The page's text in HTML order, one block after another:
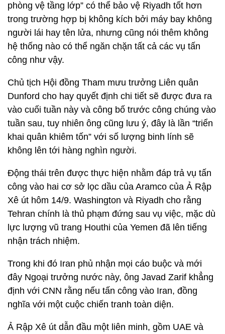
phòng vệ tầng lớp” có thể bảo vệ Riyadh tốt hơn
trong trường hợp bị không kích bởi máy bay không
người lái hay tên lửa, nhưng cũng nói thêm không
hệ thống nào có thể ngăn chặn tất cả các vụ tấn
công như vậy.
Chủ tịch Hội đồng Tham mưu trưởng Liên quân
Dunford cho hay quyết định chi tiết sẽ được đưa ra
vào cuối tuần này và công bố trước công chúng vào
tuần sau, tuy nhiên ông cũng lưu ý, đây là lần “triển
khai quân khiêm tốn” với số lượng binh lính sẽ
không lên tới hàng nghìn người.
Động thái trên được thực hiện nhằm đáp trả vụ tấn
công vào hai cơ sở lọc dầu của Aramco của Ả Rập
Xê út hôm 14/9. Washington và Riyadh cho rằng
Tehran chính là thủ phạm đứng sau vụ việc, mặc dù
lực lượng vũ trang Houthi của Yemen đã lên tiếng
nhận trách nhiệm.
Trong khi đó Iran phủ nhận mọi cáo buộc và mới
đây Ngoại trưởng nước này, ông Javad Zarif khẳng
định với CNN rằng nếu tấn công vào Iran, đồng
nghĩa với một cuộc chiến tranh toàn diện.
Ả Rập Xê út dẫn đầu một liên minh, gồm UAE và